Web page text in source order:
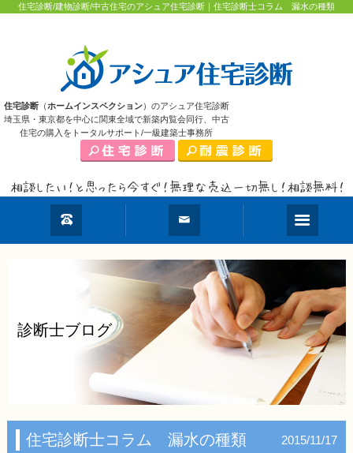
住宅診断/建物診断/中古住宅のアシュア住宅診断｜住宅診断士コラム 漏水の種類
住宅診断（ ホームインスペクション）のアシュア住宅診断
埼玉県・東京都を中心に関東全域で新築内覧会同行、中古
住宅の購入をトータルサポート/一級建築士事務所
診断士ブログ
住宅診断士コラム 漏水の種類 2015/11/17